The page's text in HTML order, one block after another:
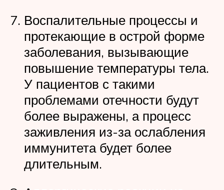
Воспалительные процессы и
протекающие в острой форме
заболевания, вызывающие
повышение температуры тела.
У пациентов с такими
проблемами отечности будут
более выражены, а процесс
заживления из-за ослабления
иммунитета будет более
длительным.